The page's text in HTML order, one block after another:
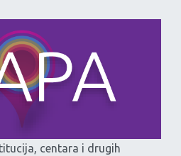
centara i drugih